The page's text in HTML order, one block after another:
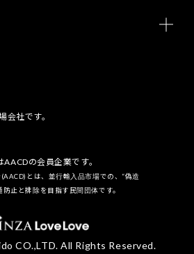
会社です。
の会員企業です。
とは、並行輸入品市場での、“偽造
防止と排除を目指す民間団体です。
CO.,LTD. All Rights Reserved.